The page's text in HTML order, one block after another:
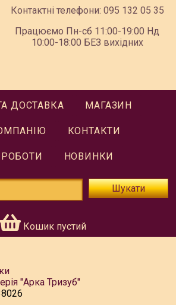
Контактні телефони: 095 132 05 35
Працюємо Пн-сб 11:00-19:00 Нд
10:00-18:00 БЕЗ вихідних
ДОСТАВКА МАГАЗИН
КОНТАКТИ
НОВИНКИ
Шукати
Кошик пустий
"Арка Тризуб"